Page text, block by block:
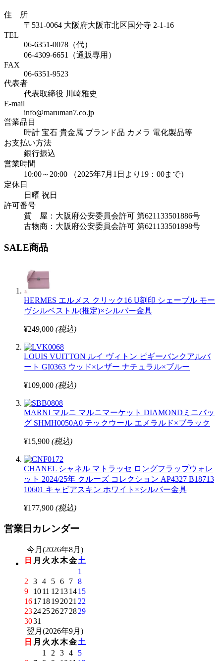
住 所
〒531-0064 大阪府大阪市北区国分寺 2-1-16
TEL
06-6351-0078（代）
06-4309-6651（通販専用）
FAX
06-6351-9523
代表者
代表取締役 川崎雅史
E-mail
info@maruman7.co.jp
営業品目
時計 宝石 貴金属 ブランド品 カメラ 電化製品等
お支払い方法
銀行振込
営業時間
10:00～20:00 （2025年7月1日より19：00まで）
定休日
日曜 祝日
許可番号
質 屋：大阪府公安委員会許可 第621133501886号
古物商：大阪府公安委員会許可 第621133501898号
SALE商品
HERMES エルメス クリック16 U刻印 シェーブル モー
ヴシルベストル(推定)×シルバー金具
¥249,000 (税込)
LOUIS VUITTON ルイ ヴィトン ピギーバンクアルバ
ート GI0363 ウッド×レザー ナチュラル×ブルー
¥109,000 (税込)
MARNI マルニ マルニマーケット DIAMONDミニバッ
グ SHMH0050A0 テックウール エメラルド×ブラック
¥15,900 (税込)
CHANEL シャネル マトラッセ ロングフラップウォレ
ット 2024/25年 クルーズ コレクション AP4327 B18713
10601 キャビアスキン ホワイト×シルバー金具
¥177,900 (税込)
営業日カレンダー
今月(2026年8月)
日 月 火 水木金土
1
2
3 4 5 6 7 8
9
1011 12 131415
161718192021 22
23242526272829
3031
翌月(2026年9月)
日 月 火 水木金土
1
2 3 4
5